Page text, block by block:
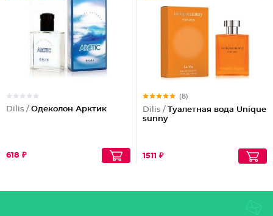
Dilis / Одеколон Арктик
618 ₽
(8)
Dilis / Туалетная вода Unique
sunny
1511 ₽